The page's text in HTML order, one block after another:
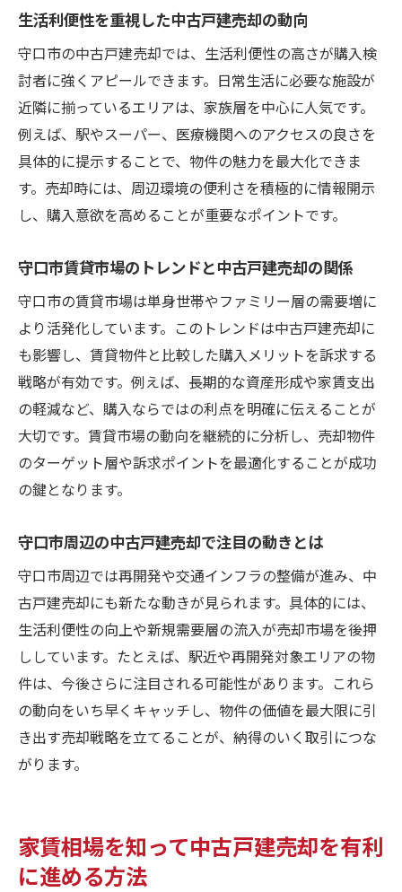
生活利便性を重視した中古戸建売却の動向
守口市の中古戸建売却では、生活利便性の高さが購入検
討者に強くアピールできます。日常生活に必要な施設が
近隣に揃っているエリアは、家族層を中心に人気です。
例えば、駅やスーパー、医療機関へのアクセスの良さを
具体的に提示することで、物件の魅力を最大化できま
す。売却時には、周辺環境の便利さを積極的に情報開示
し、購入意欲を高めることが重要なポイントです。
守口市賃貸市場のトレンドと中古戸建売却の関係
守口市の賃貸市場は単身世帯やファミリー層の需要増に
より活発化しています。このトレンドは中古戸建売却に
も影響し、賃貸物件と比較した購入メリットを訴求する
戦略が有効です。例えば、長期的な資産形成や家賃支出
の軽減など、購入ならではの利点を明確に伝えることが
大切です。賃貸市場の動向を継続的に分析し、売却物件
のターゲット層や訴求ポイントを最適化することが成功
の鍵となります。
守口市周辺の中古戸建売却で注目の動きとは
守口市周辺では再開発や交通インフラの整備が進み、中
古戸建売却にも新たな動きが見られます。具体的には、
生活利便性の向上や新規需要層の流入が売却市場を後押
ししています。たとえば、駅近や再開発対象エリアの物
件は、今後さらに注目される可能性があります。これら
の動向をいち早くキャッチし、物件の価値を最大限に引
き出す売却戦略を立てることが、納得のいく取引につな
がります。
家賃相場を知って中古戸建売却を有利
に進める方法